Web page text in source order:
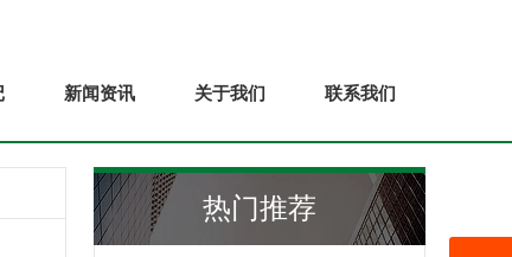
新闻资讯 关于我们 联系我们
热门推荐